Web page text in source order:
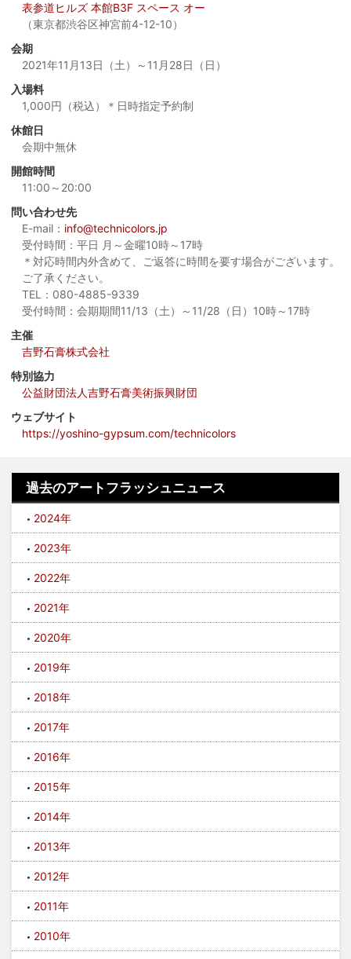
表参道ヒルズ 本館B3F スペース オー
（東京都渋谷区神宮前4-12-10）
会期
2021年11月13日（土）～11月28日（日）
入場料
1,000円（税込）＊日時指定予約制
休館日
会期中無休
開館時間
11:00～20:00
問い合わせ先
E-mail： info@technicolors.jp
受付時間：平日 月～金曜10時～17時
＊対応時間内外含めて、ご返答に時間を要す場合がございます。
ご了承ください。
TEL：080-4885-9339
受付時間：会期期間11/13（土）～11/28（日）10時～17時
主催
吉野石膏株式会社
特別協力
公益財団法人吉野石膏美術振興財団
ウェブサイト
https://yoshino-gypsum.com/technicolors
過去のアートフラッシュニュース
2024年
2023年
2022年
2021年
2020年
2019年
2018年
2017年
2016年
2015年
2014年
2013年
2012年
2011年
2010年